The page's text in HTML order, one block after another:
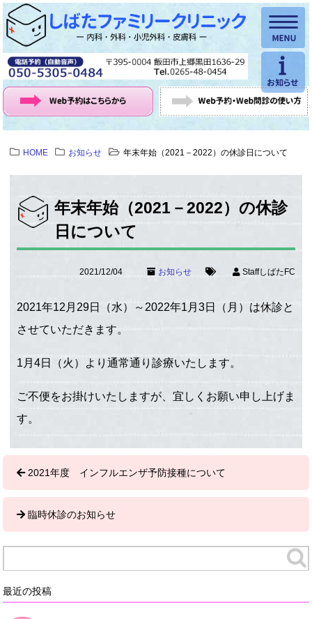
HOME お知らせ 年末年始（2021－2022）の休診日について
年末年始（2021－2022）の休診
日について
2021/12/04 お知らせ StaffしばたFC
2021年12月29日（水）～2022年1月3日（月）は休診と
させていただきます。
1月4日（火）より通常通り診療いたします。
ご不便をお掛けいたしますが、宜しくお願い申し上げま
す。
2021年度 インフルエンザ予防接種について
臨時休診のお知らせ
最近の投稿